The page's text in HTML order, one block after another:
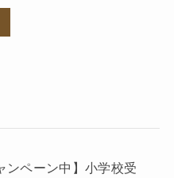
ンペーン中】小学校受